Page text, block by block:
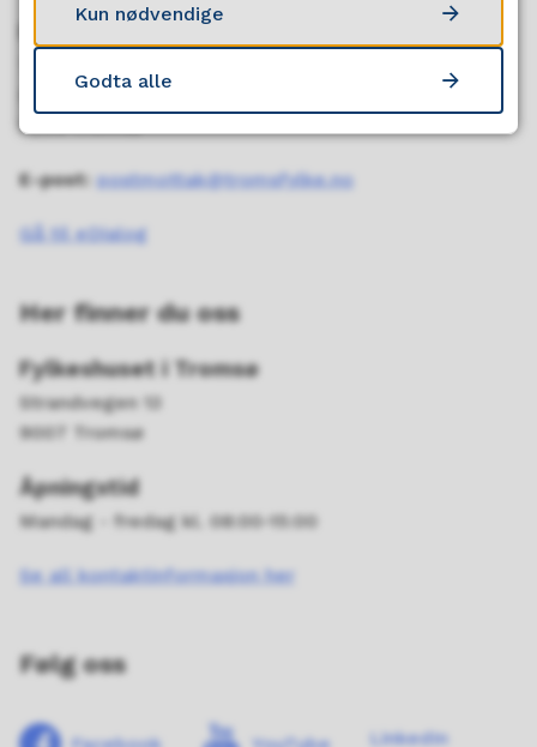
Postboks 6600
9296 Tromsø
E-post: postmottak@tromsfylke.no
Gå til eDialog
Her finner du oss
Fylkeshuset i Tromsø
Strandvegen 13
9007 Tromsø
Åpningstid
Mandag - fredag kl. 08:00-15:00
Se all kontaktinformasjon her
Følg oss
LinkedIn
Kun nødvendige
Godta alle